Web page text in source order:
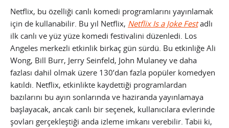
Netflix, bu özelliği canlı komedi programlarını yayınlamak
için de kullanabilir. Bu yıl Netflix, Netflix Is a Joke Festadlı
ilk canlı ve yüz yüze komedi festivalini düzenledi. Los
Angeles merkezli etkinlik birkaç gün sürdü. Bu etkinliğe Ali
Wong, Bill Burr, Jerry Seinfeld, John Mulaney ve daha
fazlası dahil olmak üzere 130’dan fazla popüler komedyen
katıldı. Netflix, etkinlikte kaydettiği programlardan
bazılarını bu ayın sonlarında ve haziranda yayınlamaya
başlayacak, ancak canlı bir seçenek, kullanıcılara evlerinde
şovları gerçekleştiği anda izleme imkanı verebilir. Tabii ki,